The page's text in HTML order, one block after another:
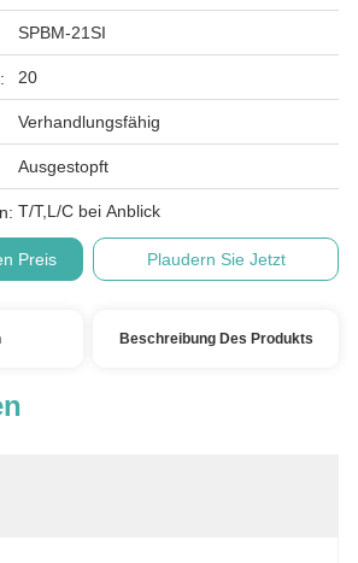
SPBM-21SI
20
Verhandlungsfähig
Ausgestopft
T/T,L/C bei Anblick
Preis Plaudern Sie Jetzt
Beschreibung Des Produkts